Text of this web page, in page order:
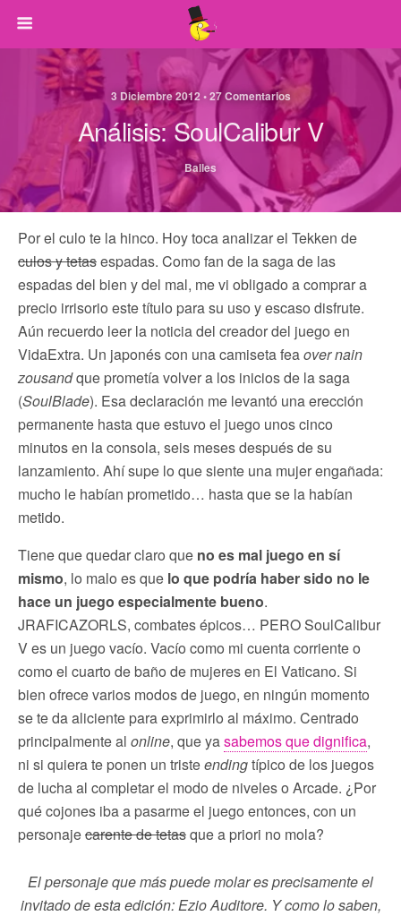
3 Diciembre 2012 • 27 Comentarios
Análisis: SoulCalibur V
Balles
Por el culo te la hinco. Hoy toca analizar el Tekken de
culos y tetasespadas. Como fan de la saga de las
espadas del bien y del mal, me vi obligado a comprar a
precio irrisorio este título para su uso y escaso disfrute.
Aún recuerdo leer la noticia del creador del juego en
VidaExtra. Un japonés con una camiseta feaover nain
zousandque prometía volver a los inicios de la saga
(SoulBlade). Esa declaración me levantó una erección
permanente hasta que estuvo el juego unos cinco
minutos en la consola, seis meses después de su
lanzamiento. Ahí supe lo que siente una mujer engañada:
mucho le habían prometido… hasta que se la habían
metido.
Tiene que quedar claro que no es mal juego en sí
mismo, lo malo es que lo que podría haber sido no le
hace un juego especialmente bueno.
JRAFICAZORLS, combates épicos… PERO SoulCalibur
V es un juego vacío. Vacío como mi cuenta corriente o
como el cuarto de baño de mujeres en El Vaticano. Si
bien ofrece varios modos de juego, en ningún momento
se te da aliciente para exprimirlo al máximo. Centrado
principalmente al online, que yasabemos que dignifica,
ni si quiera te ponen un tristeendingtípico de los juegos
de lucha al completar el modo de niveles o Arcade. ¿Por
qué cojones iba a pasarme el juego entonces, con un
personajecarente de tetasque a priori no mola?
El personaje que más puede molar es precisamente el
invitado de esta edición: Ezio Auditore. Y como lo saben,